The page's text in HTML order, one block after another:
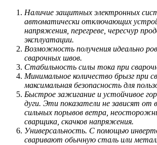
Наличие защитных электронных
автоматически отключающих
напряжения, перегреве, чересчур
эксплуатации.
Возможность получения идеально
сварочных швов.
Стабильность силы тока при
Минимальное количество брызг при
максимальная безопасность для
Быстрое зажигание и устойчивое
дуги. Эти показатели не зависят от
сильных порывов ветра,
сварщика, скачков напряжения.
Универсальность. С помощью
сваривают обычную сталь или